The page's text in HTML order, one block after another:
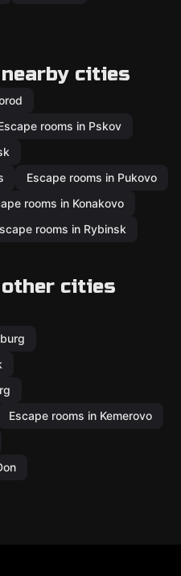
cities
rooms in Pskov
Escape rooms in Pukovo
rooms in Konakovo
rooms in Rybinsk
other cities
Escape rooms in Kemerovo